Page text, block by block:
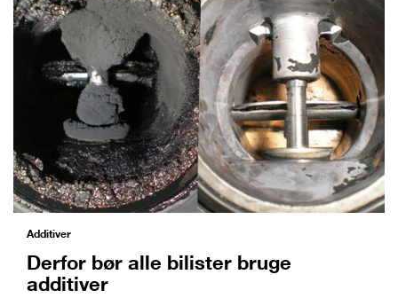
Additiver
Derfor bør alle bilister bruge
additiver